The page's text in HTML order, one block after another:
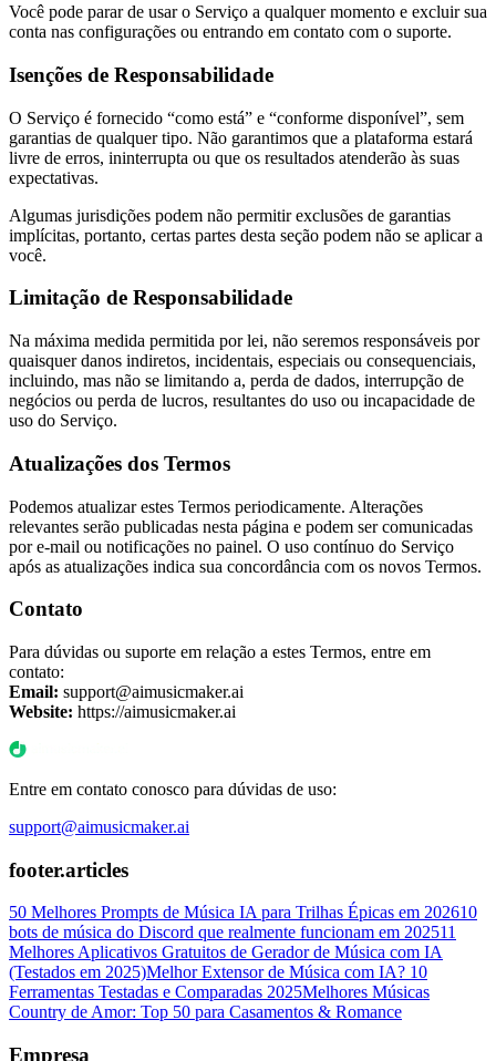
Você pode parar de usar o Serviço a qualquer momento e excluir sua
conta nas configurações ou entrando em contato com o suporte.
Isenções de Responsabilidade
O Serviço é fornecido “como está” e “conforme disponível”, sem
garantias de qualquer tipo. Não garantimos que a plataforma estará
livre de erros, ininterrupta ou que os resultados atenderão às suas
expectativas.
Algumas jurisdições podem não permitir exclusões de garantias
implícitas, portanto, certas partes desta seção podem não se aplicar a
você.
Limitação de Responsabilidade
Na máxima medida permitida por lei, não seremos responsáveis por
quaisquer danos indiretos, incidentais, especiais ou consequenciais,
incluindo, mas não se limitando a, perda de dados, interrupção de
negócios ou perda de lucros, resultantes do uso ou incapacidade de
uso do Serviço.
Atualizações dos Termos
Podemos atualizar estes Termos periodicamente. Alterações
relevantes serão publicadas nesta página e podem ser comunicadas
por e-mail ou notificações no painel. O uso contínuo do Serviço
após as atualizações indica sua concordância com os novos Termos.
Contato
Para dúvidas ou suporte em relação a estes Termos, entre em
contato:
Email: support@aimusicmaker.ai
Website: https://aimusicmaker.ai
Entre em contato conosco para dúvidas de uso:
support@aimusicmaker.ai
footer.articles
50 Melhores Prompts de Música IA para Trilhas Épicas em 202610
bots de música do Discord que realmente funcionam em 202511
Melhores Aplicativos Gratuitos de Gerador de Música com IA
(Testados em 2025)Melhor Extensor de Música com IA? 10
Ferramentas Testadas e Comparadas 2025Melhores Músicas
Country de Amor: Top 50 para Casamentos & Romance
Empresa